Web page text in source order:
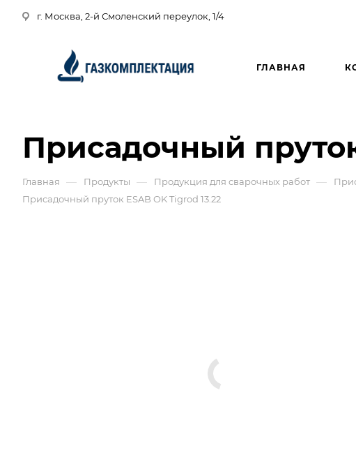
г. Москва, 2-й Смоленский переулок, 1/4
ГЛАВНАЯ
Присадочный
Главная — Продукты — Продукция для сварочных работ —
Присадочный пруток ESAB OK Tigrod 13.22